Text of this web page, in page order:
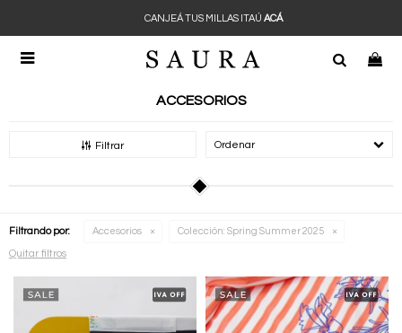

CANJEÁ TUS MILLAS ITAÚACÁ
ACCESORIOS
Filtrar Recomendados
Filtrando por: Accesorios Colección: Spring Summer 2025
Quitar filtros